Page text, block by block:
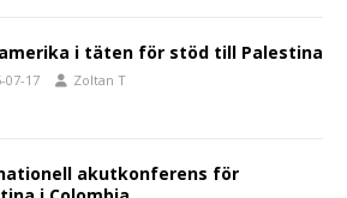
i täten för stöd till Palestina
07-17 Zoltan T
akutkonferens för